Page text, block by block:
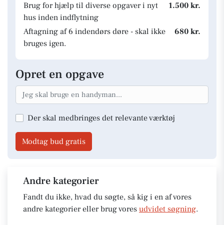
Brug for hjælp til diverse opgaver i nyt
hus inden indflytning
1.500 kr.
Aftagning af 6 indendørs døre - skal ikke
bruges igen.
680 kr.
Opret en opgave
Der skal medbringes det relevante værktøj
Modtag bud gratis
Andre kategorier
Fandt du ikke, hvad du søgte, så kig i en af vores
andre kategorier eller brug vores udvidet søgning.